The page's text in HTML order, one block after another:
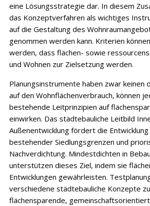
eine Lösungsstrategie dar. In diesem
das Konzeptverfahren als wichtiges
auf die Gestaltung des
genommen werden kann. Kriterien
werden, dass flächen- sowie
und Wohnen zur Zielsetzung werden.
Planungsinstrumente haben zwar keinen
auf den Wohnflächenverbrauch, können
bestehende Leitprinzipien auf
einwirken. Das städtebauliche Leitbild
Außenentwicklung fördert die Entwicklung
bestehender Siedlungsgrenzen und
Nachverdichtung. Mindestdichten in
unterstützen dieses Ziel, indem sie
Entwicklungen gewährleisten.
verschiedene städtebauliche Konzepte
flächensparende,